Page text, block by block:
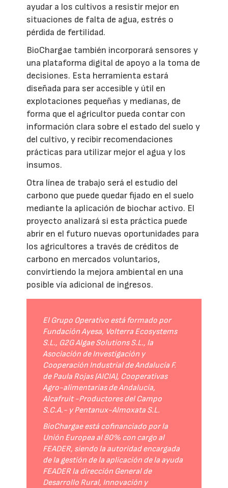
ayudar a los cultivos a resistir mejor en
situaciones de falta de agua, estrés o
pérdida de fertilidad.
BioChargae también incorporará sensores y
una plataforma digital de apoyo a la toma de
decisiones. Esta herramienta estará
diseñada para ser accesible y útil en
explotaciones pequeñas y medianas, de
forma que el agricultor pueda contar con
información clara sobre el estado del suelo y
del cultivo, y recibir recomendaciones
prácticas para utilizar mejor el agua y los
insumos.
Otra línea de trabajo será el estudio del
carbono que puede quedar fijado en el suelo
mediante la aplicación de biochar activo. El
proyecto analizará si esta práctica puede
abrir en el futuro nuevas oportunidades para
los agricultores a través de créditos de
carbono en mercados voluntarios,
convirtiendo la mejora ambiental en una
posible vía adicional de ingresos.
El Grupo Operativo está formado por
Fundación Ayesa, Volterra Ecosystems
S.L., G2G Algae Solutions S.L., la
Asociación de Investigación y
Cooperación Industrial de Andalucía F.
de Paula Rojas (AICIA), Cooperativas
Agro-alimentarias de Andalucía,
Alcafruit -Productores del Campo
S.C.A.- y Pentanux-Almoxata S.L.
BioChargae está cofinanciado por la
Unión Europea al 80% con cargo al
FEADER, siendo la autoridad encargada
de la gestión de la aplicación de la ayuda
FEADER la dirección General de
Desarrollo Rural, Innovación y